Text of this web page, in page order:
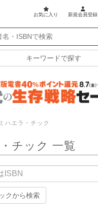
お気に入り 新規会員登録
キーワードで探す
ミハエラ・チック
チック 一覧
クから検索